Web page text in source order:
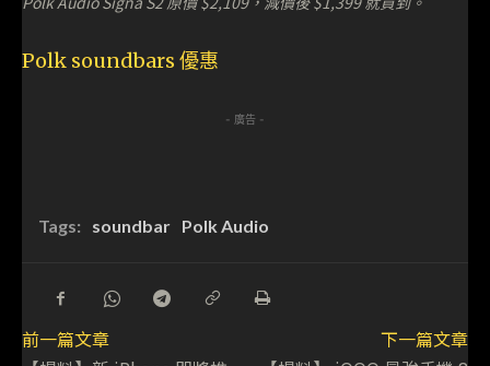
Polk soundbars 優惠
- 廣告 -
Tags: soundbar Polk Audio
前一篇文章
下一篇文章